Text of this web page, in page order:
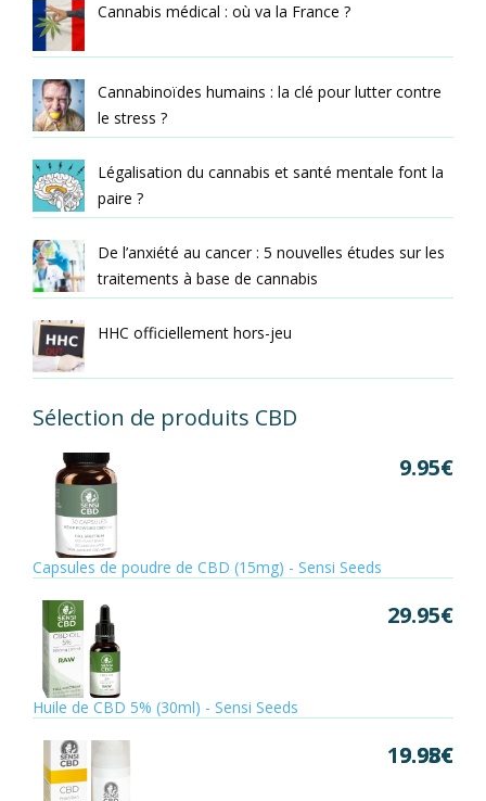
Cannabis médical : où va la France ?
Cannabinoïdes humains : la clé pour lutter contre
le stress ?
Légalisation du cannabis et santé mentale font la
paire ?
De l’anxiété au cancer : 5 nouvelles études sur les
traitements à base de cannabis
HHC officiellement hors-jeu
Sélection de produits CBD
Capsules de poudre de CBD (15mg) - Sensi Seeds
9.95€
Huile de CBD 5% (30ml) - Sensi Seeds
29.95€
19.95€
9.98€